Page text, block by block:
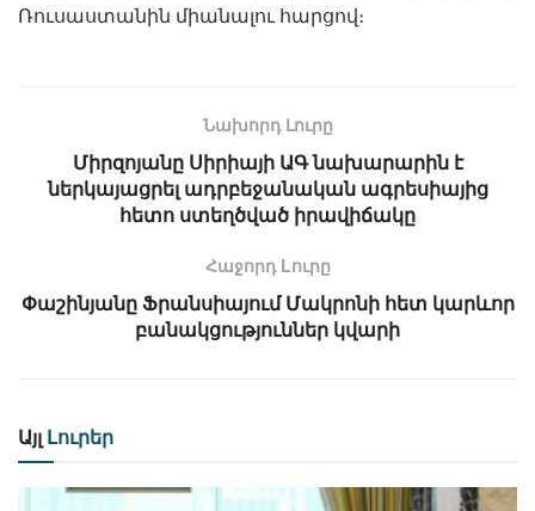
Ռուսաստանին միանալու հարցով։
Նախորդ Լուրը
Միրզոյանը Սիրիայի ԱԳ նախարարին է
ներկայացրել ադրբեջանական ագրեսիայից
հետո ստեղծված իրավիճակը
Հաջորդ Lուրը
Փաշինյանը Ֆրանսիայում Մակրոնի հետ կարևոր
բանակցություններ կվարի
Այլ Լուրեր